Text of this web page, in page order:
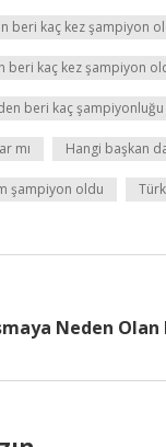
beri kaç kez şampiyon
beri kaç kez şampiyon
beri kaç
mı Hangi başkan
şampiyon oldu
Neden